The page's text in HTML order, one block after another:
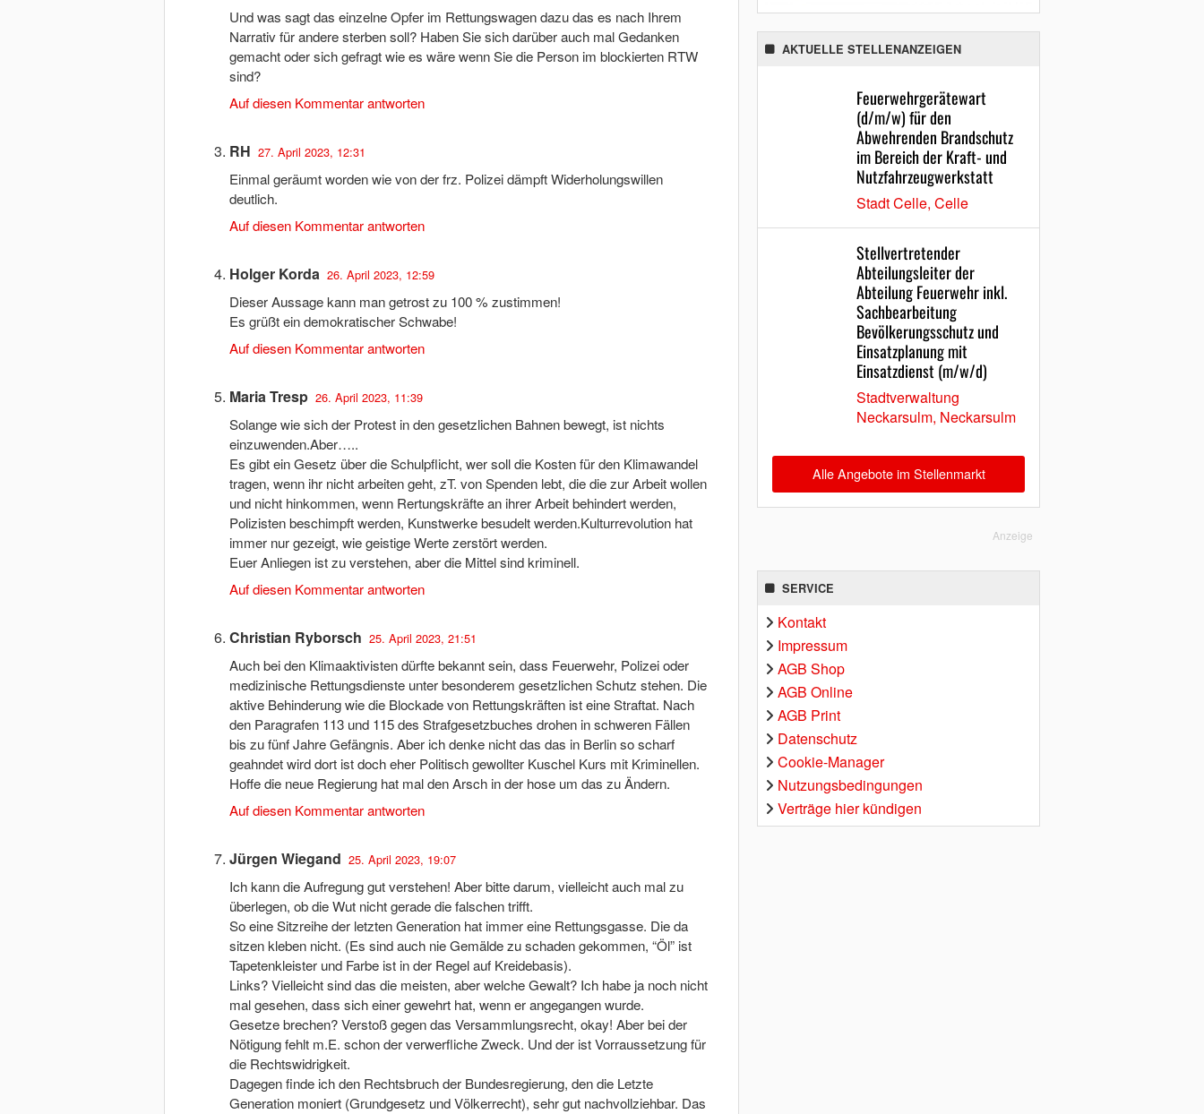
Und was sagt das einzelne Opfer im Rettungswagen dazu das es nach Ihrem
Narrativ für andere sterben soll? Haben Sie sich darüber auch mal Gedanken
gemacht oder sich gefragt wie es wäre wenn Sie die Person im blockierten RTW
sind?
Auf diesen Kommentar antworten
RH 27. April 2023, 12:31
Einmal geräumt worden wie von der frz. Polizei dämpft Widerholungswillen
deutlich.
Auf diesen Kommentar antworten
Holger Korda 26. April 2023, 12:59
Dieser Aussage kann man getrost zu 100 % zustimmen!
Es grüßt ein demokratischer Schwabe!
Auf diesen Kommentar antworten
Maria Tresp 26. April 2023, 11:39
Solange wie sich der Protest in den gesetzlichen Bahnen bewegt, ist nichts
einzuwenden.Aber…..
Es gibt ein Gesetz über die Schulpflicht, wer soll die Kosten für den Klimawandel
tragen, wenn ihr nicht arbeiten geht, zT. von Spenden lebt, die die zur Arbeit wollen
und nicht hinkommen, wenn Rertungskräfte an ihrer Arbeit behindert werden,
Polizisten beschimpft werden, Kunstwerke besudelt werden.Kulturrevolution hat
immer nur gezeigt, wie geistige Werte zerstört werden.
Euer Anliegen ist zu verstehen, aber die Mittel sind kriminell.
Auf diesen Kommentar antworten
Christian Ryborsch 25. April 2023, 21:51
Auch bei den Klimaaktivisten dürfte bekannt sein, dass Feuerwehr, Polizei oder
medizinische Rettungsdienste unter besonderem gesetzlichen Schutz stehen. Die
aktive Behinderung wie die Blockade von Rettungskräften ist eine Straftat. Nach
den Paragrafen 113 und 115 des Strafgesetzbuches drohen in schweren Fällen
bis zu fünf Jahre Gefängnis. Aber ich denke nicht das das in Berlin so scharf
geahndet wird dort ist doch eher Politisch gewollter Kuschel Kurs mit Kriminellen.
Hoffe die neue Regierung hat mal den Arsch in der hose um das zu Ändern.
Auf diesen Kommentar antworten
Jürgen Wiegand 25. April 2023, 19:07
Ich kann die Aufregung gut verstehen! Aber bitte darum, vielleicht auch mal zu
überlegen, ob die Wut nicht gerade die falschen trifft.
So eine Sitzreihe der letzten Generation hat immer eine Rettungsgasse. Die da
sitzen kleben nicht. (Es sind auch nie Gemälde zu schaden gekommen, “Öl” ist
Tapetenkleister und Farbe ist in der Regel auf Kreidebasis).
Links? Vielleicht sind das die meisten, aber welche Gewalt? Ich habe ja noch nicht
mal gesehen, dass sich einer gewehrt hat, wenn er angegangen wurde.
Gesetze brechen? Verstoß gegen das Versammlungsrecht, okay! Aber bei der
Nötigung fehlt m.E. schon der verwerfliche Zweck. Und der ist Vorraussetzung für
die Rechtswidrigkeit.
Dagegen finde ich den Rechtsbruch der Bundesregierung, den die Letzte
Generation moniert (Grundgesetz und Völkerrecht), sehr gut nachvollziehbar. Das
AKTUELLE STELLENANZEIGEN
Feuerwehrgerätewart
(d/m/w) für den
Abwehrenden Brandschutz
im Bereich der Kraft- und
Nutzfahrzeugwerkstatt
Stadt Celle, Celle
Stellvertretender
Abteilungsleiter der
Abteilung Feuerwehr inkl.
Sachbearbeitung
Bevölkerungsschutz und
Einsatzplanung mit
Einsatzdienst (m/w/d)
Stadtverwaltung
Neckarsulm, Neckarsulm
Alle Angebote im Stellenmarkt
Anzeige
SERVICE
Kontakt
Impressum
AGB Shop
AGB Online
AGB Print
Datenschutz
Cookie-Manager
Nutzungsbedingungen
Verträge hier kündigen